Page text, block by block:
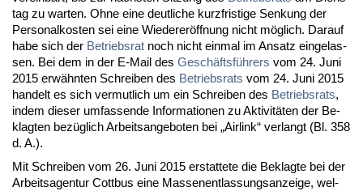
tag zu war­ten. Oh­ne ei­ne deut­li­che kurz­fris­ti­ge Sen­kung der
Per­so­nal­kos­ten sei ei­ne Wie­de­reröff­nung nicht möglich. Dar­auf
ha­be sich der Be­triebs­rat noch nicht ein­mal im An­satz ein­ge­las­
sen. Bei dem in der E-Mail des Geschäftsführers vom 24. Ju­ni
2015 erwähn­ten Schrei­ben des Be­triebs­rats vom 24. Ju­ni 2015
han­delt es sich ver­mut­lich um ein Schrei­ben des Be­triebs­rats,
in­dem die­ser um­fas­sen­de In­for­ma­tio­nen zu Ak­ti­vitäten der Be­
klag­ten bezüglich Ar­beits­an­ge­bo­ten bei „Air­link“ ver­langt (Bl. 358
d. A.).
Mit Schrei­ben vom 26. Ju­ni 2015 er­stat­te­te die Be­klag­te bei der
Ar­beits­agen­tur Cott­bus ei­ne Mas­sen­ent­las­sungs­an­zei­ge, wel­